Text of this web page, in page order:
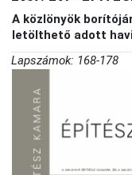
A közlönyök
letölthető adott
Lapszámok: 168-178